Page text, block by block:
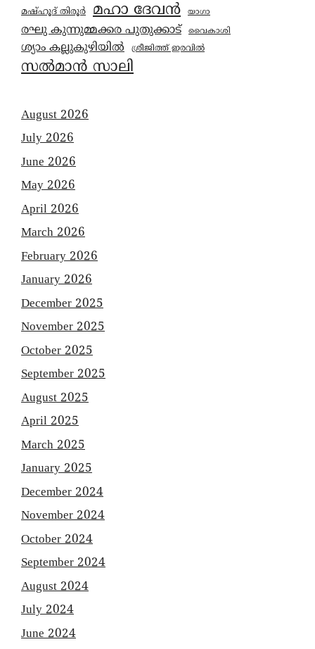
മഷ്ഹൂദ് തിരൂർ മഹാ ദേവൻ യാഗാ
രഘു കുന്നുമ്മക്കര പുതുക്കാട് വൈകാശി
ശ്യാം കല്ലുകുഴിയിൽ ശ്രീജിത്ത് ഇരവിൽ
സൽമാൻ സാലി
August 2026
July 2026
June 2026
May 2026
April 2026
March 2026
February 2026
January 2026
December 2025
November 2025
October 2025
September 2025
August 2025
April 2025
March 2025
January 2025
December 2024
November 2024
October 2024
September 2024
August 2024
July 2024
June 2024